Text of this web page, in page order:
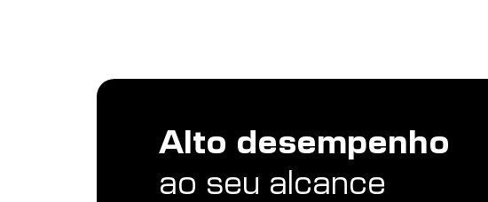
Alto desempenho
ao seu alcance